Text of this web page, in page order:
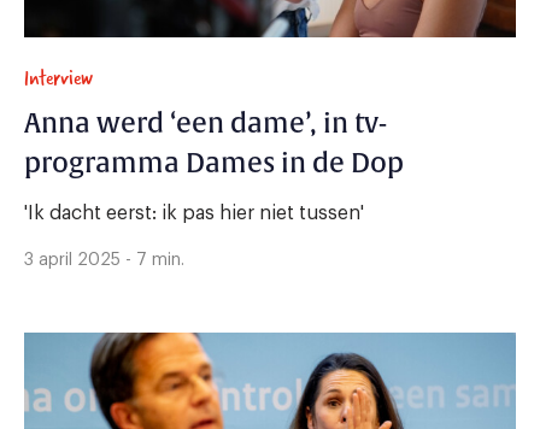
Interview
Anna werd ‘een dame’, in tv-
programma Dames in de Dop
'Ik dacht eerst: ik pas hier niet tussen'
3 april 2025 - 7 min.